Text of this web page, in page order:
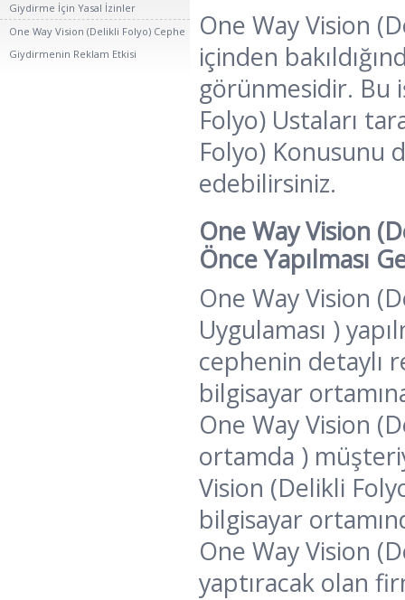
Giydirme İçin Yasal İzinler
One Way Vision (Delikli Folyo) Cephe
Giydirmenin Reklam Etkisi
One Way Vision
içinden
görünmesidir. Bu
Folyo) Ustaları
Folyo) Konusunu
edebilirsiniz.
One Way Vision
Önce Yapılması
One Way Vision
Uygulaması )
cephenin detaylı
bilgisayar
One Way Vision
ortamda )
Vision (Delikli
bilgisayar
One Way Vision
yaptıracak olan